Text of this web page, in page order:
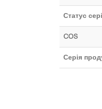
Статус
COS
Серія